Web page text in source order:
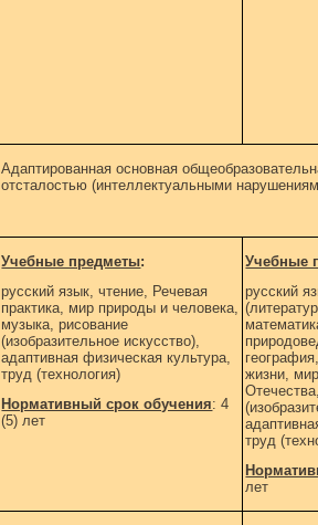
Адаптированная основная
отсталостью (интеллектуальными
Учебные предметы:
русский язык, чтение, Речевая
практика, мир природы и человека,
музыка, рисование
(изобразительное искусство),
адаптивная физическая культура,
труд (технология)
Нормативный срок обучения: 4
(5) лет
Учебные
русский
жизни,
труд
лет